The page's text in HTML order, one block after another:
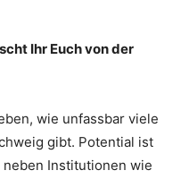
Ihr Euch von der
wie unfassbar viele
gibt. Potential ist
Institutionen wie